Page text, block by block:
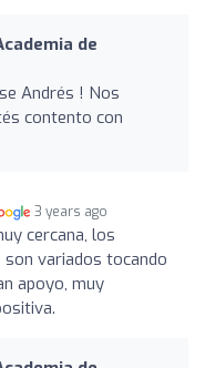
de
Andrés ! Nos
contento con
3 years ago
cercana, los
variados tocando
apoyo, muy